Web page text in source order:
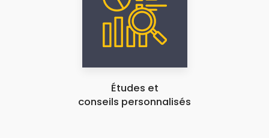
Études et
conseils personnalisés